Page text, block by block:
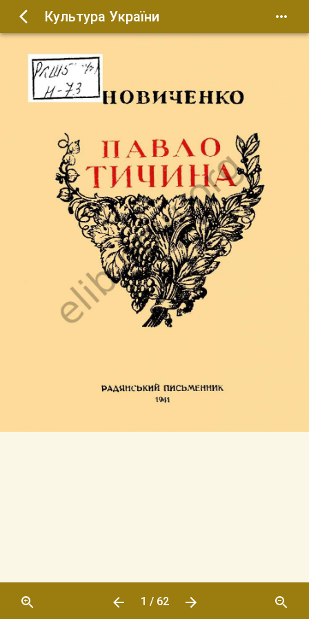
Культура України
1 / 62